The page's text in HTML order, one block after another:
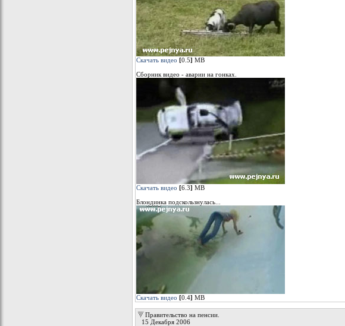
Скачать видео [0.5] МB
Сборник видео - аварии на гонках.
Скачать видео [6.3] МB
Блондинка подскользнулась...
Скачать видео [0.4] МB
Правительство на пенсии.
15 Декабря 2006